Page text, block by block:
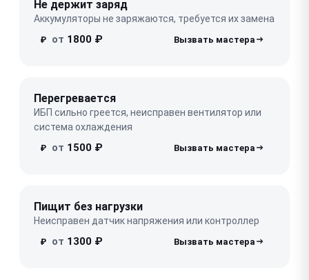
Не держит заряд
Аккумуляторы не заряжаются, требуется их замена
₽ от 1800 ₽
Перегревается
ИБП сильно греется, неисправен вентилятор или
система охлаждения
₽ от 1500 ₽
Пищит без нагрузки
Неисправен датчик напряжения или контроллер
₽ от 1300 ₽